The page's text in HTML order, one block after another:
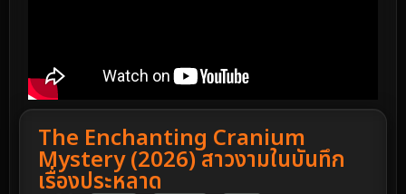
The Enchanting Cranium
Mystery (2026) สาวงามในบันทึก
เรื่องประหลาด